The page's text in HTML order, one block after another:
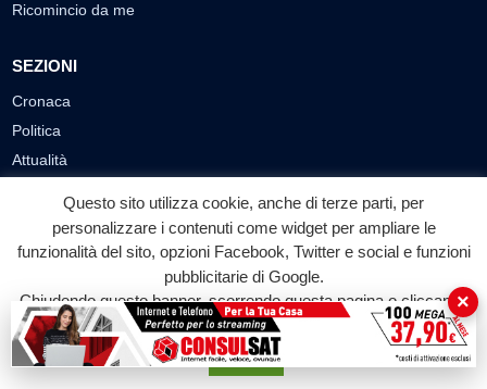
Ricomincio da me
SEZIONI
Cronaca
Politica
Attualità
Sport
VIDEO
Video Cronaca
Questo sito utilizza cookie, anche di terze parti, per
personalizzare i contenuti come widget per ampliare le
funzionalità del sito, opzioni Facebook, Twitter e social e funzioni
pubblicitarie di Google.
Chiudendo questo banner, scorrendo questa pagina o cliccando
su qualunque suo elemento acconsenti all'uso dei cookie.
Accetta
×